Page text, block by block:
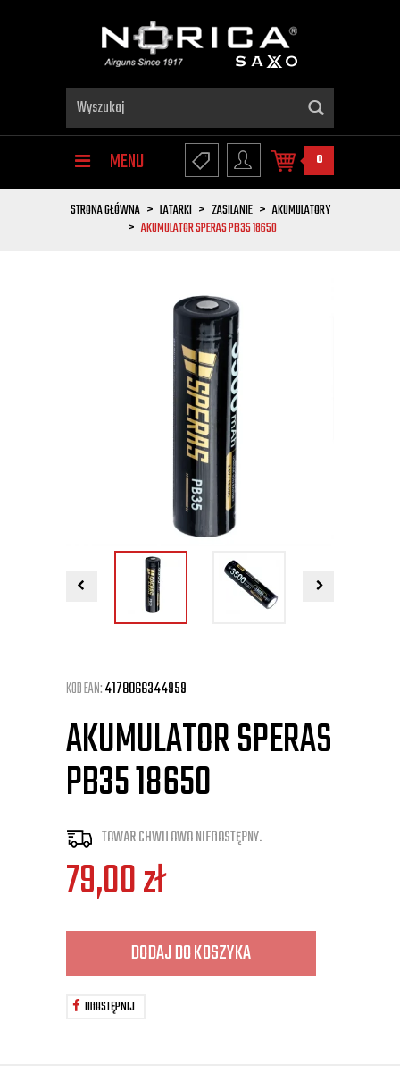
MENU 0
STRONA GŁÓWNA LATARKI ZASILANIE
AKUMULATORY
AKUMULATOR SPERAS PB35 18650
KOD EAN:4178066344959
AKUMULATOR SPERAS
PB35 18650
TOWAR CHWILOWO NIEDOSTĘPNY.
79,00zł
DODAJ DO KOSZYKA
UDOSTĘPNIJ